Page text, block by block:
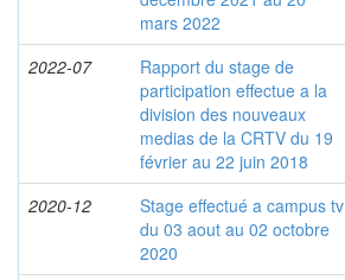
mars 2022
2022-07
Rapport du stage de
participation effectue a la
division des nouveaux
medias de la CRTV du 19
février au 22 juin 2018
2020-12
Stage effectué a campus tv
du 03 aout au 02 octobre
2020